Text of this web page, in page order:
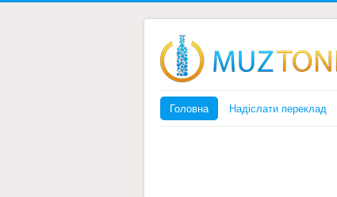
Головна Надіслати переклад